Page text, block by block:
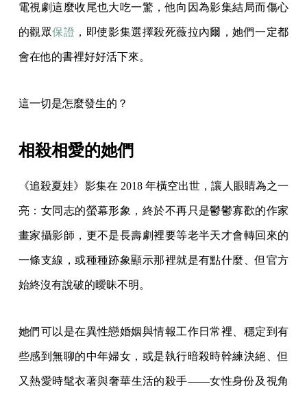
電視劇這麼收尾也大吃一驚，他向因為影集結局而傷心
的觀眾保證 ，即使影集選擇殺死薇拉內爾，她們一定都
會在他的書裡好好活下來。
這一切是怎麼發生的？
相殺相愛的她們
《追殺夏娃》影集在 2018 年橫空出世，讓人眼睛為之一
亮：女同志的螢幕形象，終於不再只是鬱鬱寡歡的作家
畫家攝影師，更不是長壽劇裡要等老半天才會轉回來的
一條支線，或種種跡象顯示那裡就是有點什麼、但官方
始終沒有說破的曖昧不明。
她們可以是在異性戀婚姻與情報工作日常裡、穩定到有
些感到無聊的中年婦女，或是執行暗殺時幹練決絕、但
又熱愛時髦衣著與奢華生活的殺手——女性身份及視角